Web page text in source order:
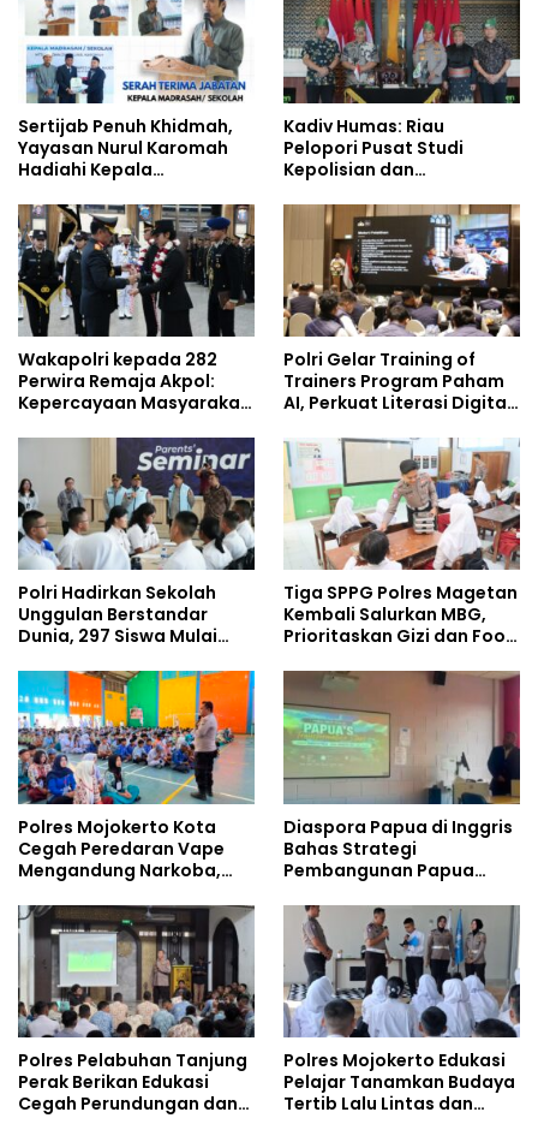
Sertijab Penuh Khidmah,
Yayasan Nurul Karomah
Hadiahi Kepala
Umrah
Kadiv Humas: Riau
Pelopori Pusat Studi
Kepolisian dan
Policing Masuki Babak
Wakapolri kepada 282
Perwira Remaja Akpol:
Kepercayaan Masyarakat
Polri Gelar Training of
Trainers Program Paham
AI, Perkuat Literasi Digital
Polri Hadirkan Sekolah
Unggulan Berstandar
Dunia, 297 Siswa Mulai
Tiga SPPG Polres Magetan
Kembali Salurkan MBG,
Prioritaskan Gizi dan Food
Polres Mojokerto Kota
Cegah Peredaran Vape
Mengandung Narkoba,
Kalangan Remaja
Diaspora Papua di Inggris
Bahas Strategi
Pembangunan Papua
Doktoral Internasional
Polres Pelabuhan Tanjung
Perak Berikan Edukasi
Cegah Perundungan dan
Polres Mojokerto Edukasi
Pelajar Tanamkan Budaya
Tertib Lalu Lintas dan